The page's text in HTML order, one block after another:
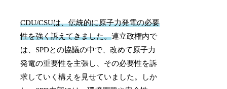
CDU/CSUは、伝統的に原子力発電の必要
性を強く訴えてきました。連立政権内で
は、SPDとの協議の中で、改めて原子力
発電の重要性を主張し、その必要性を訴
求していく構えを見せていました。しか